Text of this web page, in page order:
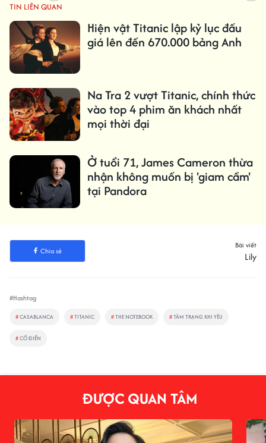
TIN LIÊN QUAN
Hiện vật Titanic lập kỷ lục đấu
giá lên đến 670.000 bảng Anh
Na Tra 2 vượt Titanic, chính thức
vào top 4 phim ăn khách nhất
mọi thời đại
Ở tuổi 71, James Cameron thừa
nhận không muốn bị 'giam cầm'
tại Pandora
Chia sẻ
Bài viết
Lily
#Hashtag
#CASABLANCA #TITANIC #THE NOTEBOOK #TÂM TRẠNG KHI YÊU
#CỔ ĐIỂN
ĐƯỢC QUAN TÂM